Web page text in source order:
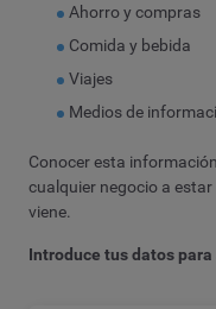
Ahorro y compras
Comida y bebida
Viajes
Medios de
Conocer esta
cualquier negocio a
viene.
Introduce tus datos para